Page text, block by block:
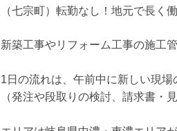
（七宗町）転勤なし！地元で長く
新築工事やリフォーム工事の施工
1日の流れは、午前中に新しい現
（発注や段取りの検討、請求書・